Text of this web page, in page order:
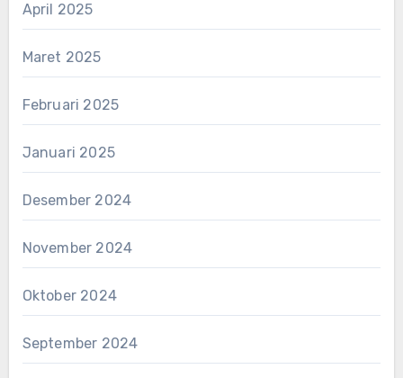
April 2025
Maret 2025
Februari 2025
Januari 2025
Desember 2024
November 2024
Oktober 2024
September 2024